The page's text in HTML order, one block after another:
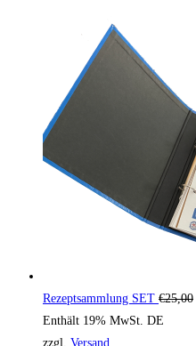
Rezeptsammlung SET €25,00
Enthält 19% MwSt. DE
zzgl. Versand